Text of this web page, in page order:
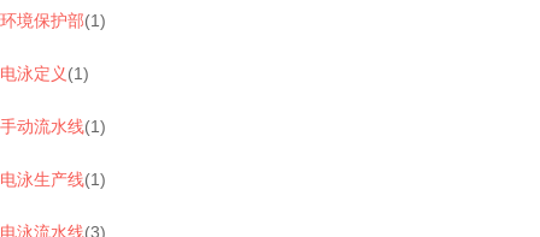
环境保护部(1)
电泳定义(1)
手动流水线(1)
电泳生产线(1)
电泳流水线(3)